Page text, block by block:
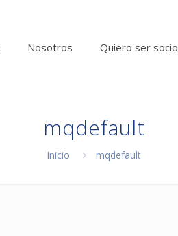
Nosotros Quiero ser socio
mqdefault
Inicio mqdefault